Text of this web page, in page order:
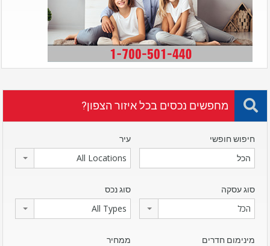
מחפשים נכסים בכל איזור הצפון?
חיפוש חופשי עיר
All Locations
סוג עסקה
הכל
סוג נכס
All Types
מינימום חדרים ממחיר